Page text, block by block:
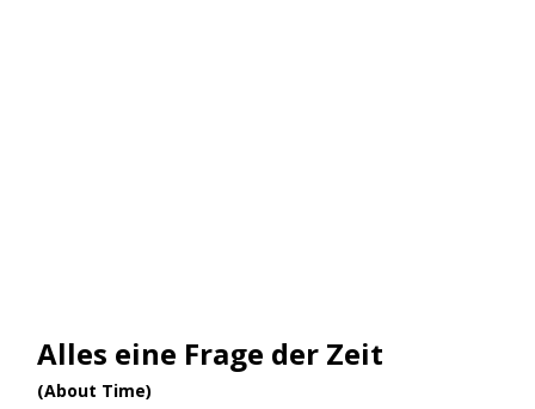
Alles eine Frage der Zeit
(About Time)